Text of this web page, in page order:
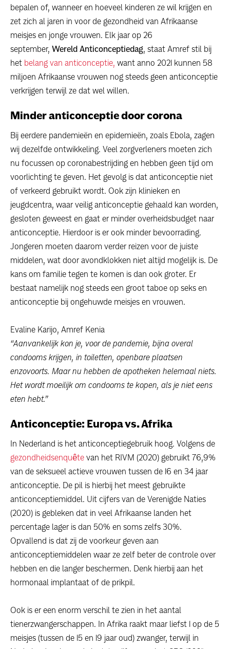
bepalen of, wanneer en hoeveel kinderen ze wil krijgen en
zet zich al jaren in voor de gezondheid van Afrikaanse
meisjes en jonge vrouwen. Elk jaar op 26
september, Wereld Anticonceptiedag, staat Amref stil bij
het belang van anticonceptie, want anno 2021 kunnen 58
miljoen Afrikaanse vrouwen nog steeds geen anticonceptie
verkrijgen terwijl ze dat wel willen.
Minder anticonceptie door corona
Bij eerdere pandemieën en epidemieën, zoals Ebola, zagen
wij dezelfde ontwikkeling. Veel zorgverleners moeten zich
nu focussen op coronabestrijding en hebben geen tijd om
voorlichting te geven. Het gevolg is dat anticonceptie niet
of verkeerd gebruikt wordt. Ook zijn klinieken en
jeugdcentra, waar veilig anticonceptie gehaald kan worden,
gesloten geweest en gaat er minder overheidsbudget naar
anticonceptie. Hierdoor is er ook minder bevoorrading.
Jongeren moeten daarom verder reizen voor de juiste
middelen, wat door avondklokken niet altijd mogelijk is. De
kans om familie tegen te komen is dan ook groter. Er
bestaat namelijk nog steeds een groot taboe op seks en
anticonceptie bij ongehuwde meisjes en vrouwen.
Evaline Karijo, Amref Kenia
“Aanvankelijk kon je, voor de pandemie, bijna overal
condooms krijgen, in toiletten, openbare plaatsen
enzovoorts. Maar nu hebben de apotheken helemaal niets.
Het wordt moeilijk om condooms te kopen, als je niet eens
eten hebt.”
Anticonceptie: Europa vs. Afrika
In Nederland is het anticonceptiegebruik hoog. Volgens de
gezondheidsenquête van het RIVM (2020) gebruikt 76,9%
van de seksueel actieve vrouwen tussen de 16 en 34 jaar
anticonceptie. De pil is hierbij het meest gebruikte
anticonceptiemiddel. Uit cijfers van de Verenigde Naties
(2020) is gebleken dat in veel Afrikaanse landen het
percentage lager is dan 50% en soms zelfs 30%.
Opvallend is dat zij de voorkeur geven aan
anticonceptiemiddelen waar ze zelf beter de controle over
hebben en die langer beschermen. Denk hierbij aan het
hormonaal implantaat of de prikpil.
Ook is er een enorm verschil te zien in het aantal
tienerzwangerschappen. In Afrika raakt maar liefst 1 op de 5
meisjes (tussen de 15 en 19 jaar oud) zwanger, terwijl in